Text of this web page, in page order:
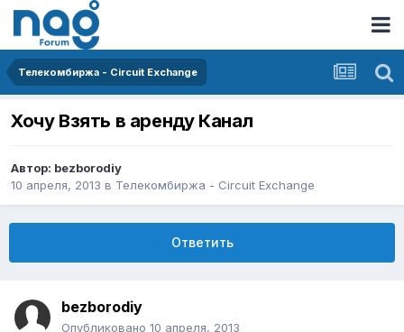
Телекомбиржа - Circuit Exchange
Хочу Взять в аренду Канал
Автор: bezborodiy
10 апреля, 2013 в Телекомбиржа - Circuit Exchange
Ответить
bezborodiy
Опубликовано 10 апреля, 2013